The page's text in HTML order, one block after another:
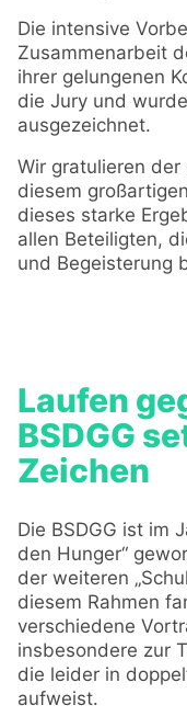
Die intensive
Zusammenarbeit
ihrer gelungenen
die Jury und
ausgezeichnet.
Wir gratulieren der
diesem
dieses starke
allen Beteiligten,
und Begeisterung
Laufen
BSDGG
Zeichen
Die BSDGG ist im
den Hunger“
der weiteren
diesem Rahmen
verschiedene
insbesondere zur
die leider in
aufweist.